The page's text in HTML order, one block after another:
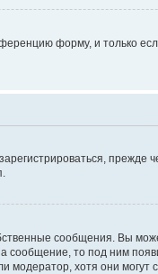
форму, и только
прежде
сообщения. Вы
сообщение, то под ним
хотя они